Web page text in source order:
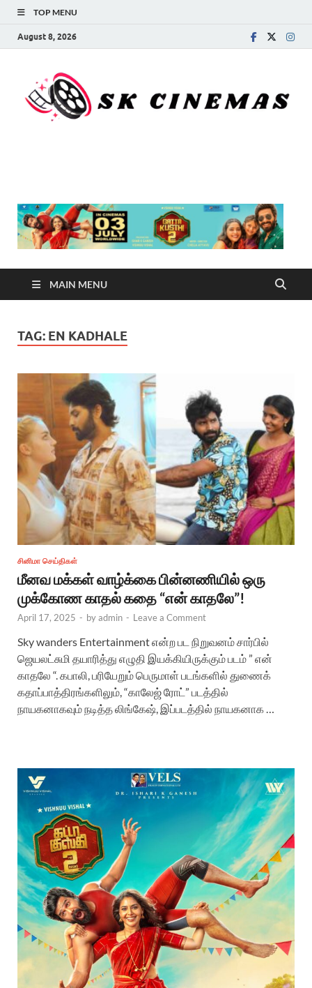
TOP MENU
August 8, 2026
MAIN MENU
TAG: EN KADHALE
சினிமா செய்திகள்
மீனவ மக்கள் வாழ்க்கை பின்னணியில் ஒரு
முக்கோண காதல் கதை “என் காதலே”!
April 17, 2025 - byadmin - Leave a Comment
Sky wanders Entertainment என்ற பட நிறுவனம் சார்பில்
ஜெயலட்சுமி தயாரித்து எழுதி இயக்கியிருக்கும் படம் ” என்
காதலே “. கபாலி, பரியேறும் பெருமாள் படங்களில் துணைக்
கதாப்பாத்திரங்களிலும், “காலேஜ் ரோட்” படத்தில்
நாயகனாகவும் நடித்த லிங்கேஷ், இப்படத்தில் நாயகனாக …